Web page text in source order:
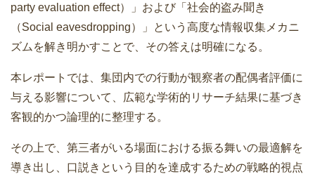
party evaluation effect）」および「社会的盗み聞き
（Social eavesdropping）」という高度な情報収集メカニ
ズムを解き明かすことで、その答えは明確になる。
本レポートでは、集団内での行動が観察者の配偶者評価に
与える影響について、広範な学術的リサーチ結果に基づき
客観的かつ論理的に整理する。
その上で、第三者がいる場面における振る舞いの最適解を
導き出し、口説きという目的を達成するための戦略的視点